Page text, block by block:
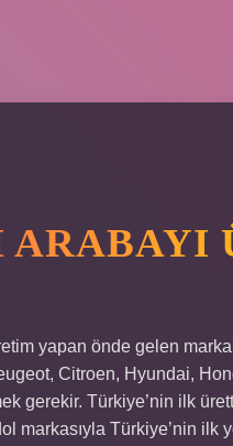
yapan önde gelen
Citroen, Hyundai,
gerekir. Türkiye’nin ilk
markasıyla Türkiye’nin ilk